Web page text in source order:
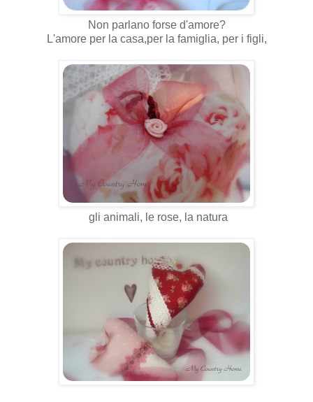
Non parlano forse d'amore?
L'amore per la casa,per la famiglia, per i figli,
gli animali, le rose, la natura